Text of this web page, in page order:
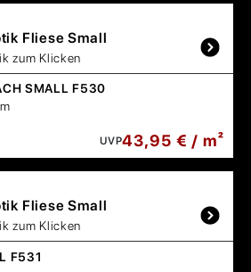
Fliese Small
zum Klicken
SMALL F530
UVP43,95 € / m²
Fliese Small
zum Klicken
F531